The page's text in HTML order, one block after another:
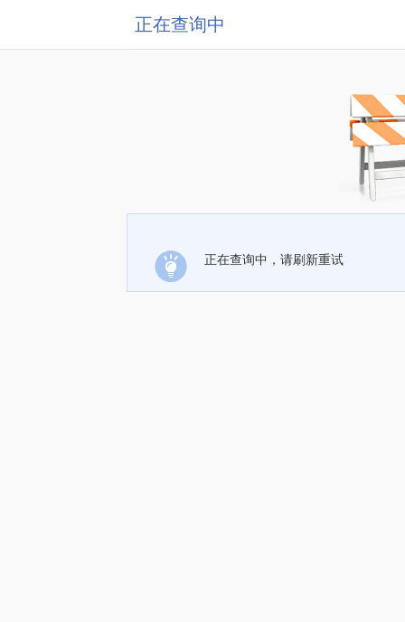
正在查询中
正在查询中，请刷新重试